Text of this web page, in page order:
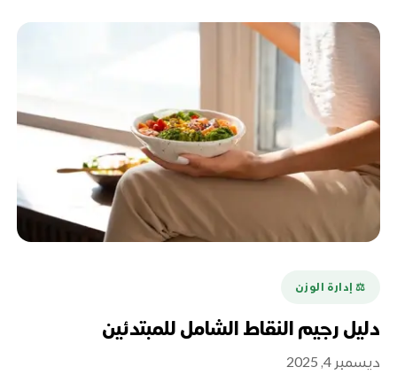
⚖️ إدارة الوزن
دليل رجيم النقاط الشامل للمبتدئين
ديسمبر 4, 2025